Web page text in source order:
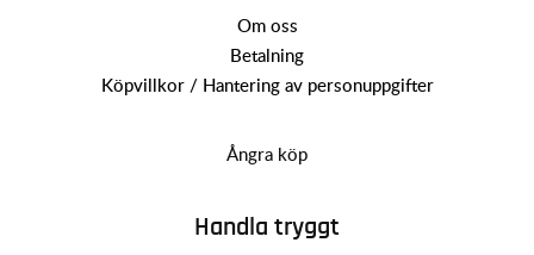
Om oss
Betalning
Köpvillkor / Hantering av personuppgifter
Ångra köp
Handla tryggt